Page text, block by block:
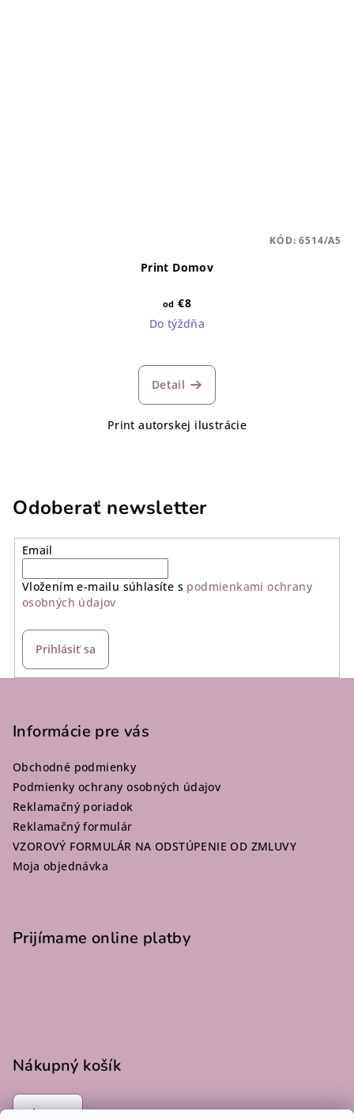
Print Domov
od €8
Do týždňa
Detail
Print autorskej ilustrácie
KÓD:6514/A5
Odoberať newsletter
Email
Vložením e-mailu súhlasíte s podmienkami ochrany
osobných údajov
Prihlásiť sa
Informácie pre vás
Obchodné podmienky
Podmienky ochrany osobných údajov
Reklamačný poriadok
Reklamačný formulár
VZOROVÝ FORMULÁR NA ODSTÚPENIE OD ZMLUVY
Moja objednávka
Prijímame online platby
Nákupný košík
0ks /€0